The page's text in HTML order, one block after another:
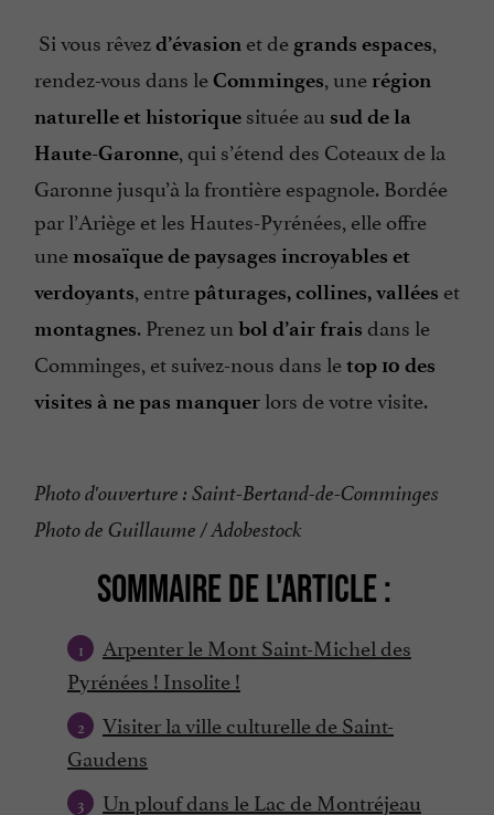
Si vous rêvezd’évasion et de grands espaces,
rendez-vous dans leComminges, une région
naturelle et historique située au sud de la
Haute-Garonne, qui s’étend des Coteaux de la
Garonne jusqu’à la frontière espagnole. Bordée
par l’Ariège et les Hautes-Pyrénées, elle offre
une mosaïque de paysages incroyables et
verdoyants, entrepâturages, collines, vallées et
montagnes. Prenez un bol d’air frais dans le
Comminges, et suivez-nous dans letop 10 des
visites à ne pas manquer lors de votre visite.
Photo d'ouverture : Saint-Bertand-de-Comminges
Photo de Guillaume / Adobestock
SOMMAIRE DE L'ARTICLE :
Arpenter le Mont Saint-Michel des
Pyrénées ! Insolite !
Visiter la ville culturelle de Saint-
Gaudens
Un plouf dans le Lac de Montréjeau